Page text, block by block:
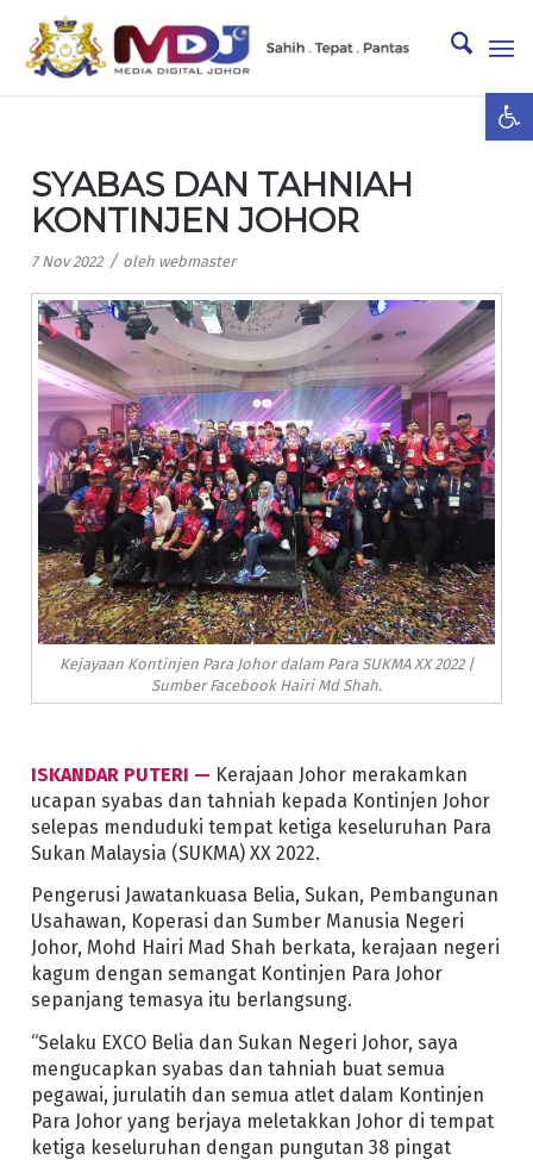
SYABAS DAN TAHNIAH
KONTINJEN JOHOR
7 Nov 2022 / oleh webmaster
Kejayaan Kontinjen Para Johor dalam Para SUKMA XX 2022 |
Sumber Facebook Hairi Md Shah.
ISKANDAR PUTERI — Kerajaan Johor merakamkan
ucapan syabas dan tahniah kepada Kontinjen Johor
selepas menduduki tempat ketiga keseluruhan Para
Sukan Malaysia (SUKMA) XX 2022.
Pengerusi Jawatankuasa Belia, Sukan, Pembangunan
Usahawan, Koperasi dan Sumber Manusia Negeri
Johor, Mohd Hairi Mad Shah berkata, kerajaan negeri
kagum dengan semangat Kontinjen Para Johor
sepanjang temasya itu berlangsung.
“Selaku EXCO Belia dan Sukan Negeri Johor, saya
mengucapkan syabas dan tahniah buat semua
pegawai, jurulatih dan semua atlet dalam Kontinjen
Para Johor yang berjaya meletakkan Johor di tempat
ketiga keseluruhan dengan pungutan 38 pingat